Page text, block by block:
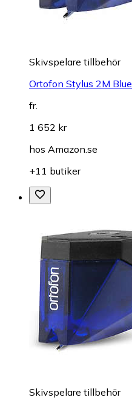
Skivspelare tillbehör
Ortofon Stylus 2M Blue
fr.
1 652 kr
hos Amazon.se
+11 butiker
Skivspelare tillbehör